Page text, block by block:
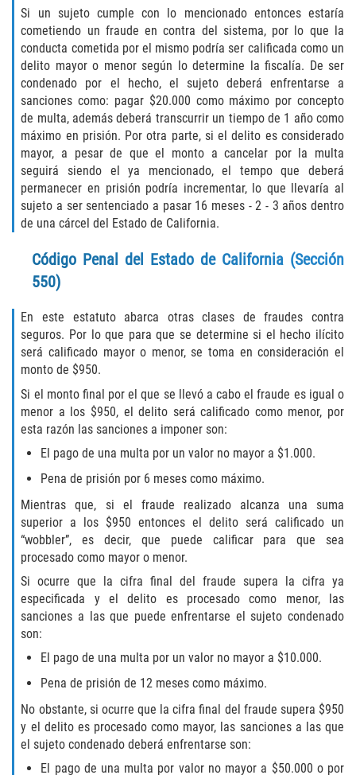
Domestic Battery
Elder Abuse
Failure to Provide Care (Child Neglect)
Violation of Restraining Order
Diversion Program
Driving Crimes
Driving Without a License
Evading an Officer
Hit and Run
Vehicular Manslaughter
Drug Crimes
California Marijuana Laws
Manufacturing of Controlled Substances
Possession of Drugs for Sale
Drug Possession
Prop 36
Sales and Transportation of a Controlled
Substance
DUI
Si un sujeto cumple con lo mencionado entonces estaría
cometiendo un fraude en contra del sistema, por lo que la
conducta cometida por el mismo podría ser calificada como un
delito mayor o menor según lo determine la fiscalía. De ser
condenado por el hecho, el sujeto deberá enfrentarse a
sanciones como: pagar $20.000 como máximo por concepto
de multa, además deberá transcurrir un tiempo de 1 año como
máximo en prisión. Por otra parte, si el delito es considerado
mayor, a pesar de que el monto a cancelar por la multa
seguirá siendo el ya mencionado, el tempo que deberá
permanecer en prisión podría incrementar, lo que llevaría al
sujeto a ser sentenciado a pasar 16 meses - 2 - 3 años dentro
de una cárcel del Estado de California.
Código Penal del Estado de California (Sección
550)
En este estatuto abarca otras clases de fraudes contra
seguros. Por lo que para que se determine si el hecho ilícito
será calificado mayor o menor, se toma en consideración el
monto de $950.
Si el monto final por el que se llevó a cabo el fraude es igual o
menor a los $950, el delito será calificado como menor, por
esta razón las sanciones a imponer son:
El pago de una multa por un valor no mayor a $1.000.
Pena de prisión por 6 meses como máximo.
Mientras que, si el fraude realizado alcanza una suma
superior a los $950 entonces el delito será calificado un
“wobbler”, es decir, que puede calificar para que sea
procesado como mayor o menor.
Si ocurre que la cifra final del fraude supera la cifra ya
especificada y el delito es procesado como menor, las
sanciones a las que puede enfrentarse el sujeto condenado
son:
El pago de una multa por un valor no mayor a $10.000.
Pena de prisión de 12 meses como máximo.
No obstante, si ocurre que la cifra final del fraude supera $950
y el delito es procesado como mayor, las sanciones a las que
el sujeto condenado deberá enfrentarse son:
El pago de una multa por valor no mayor a $50.000 o por